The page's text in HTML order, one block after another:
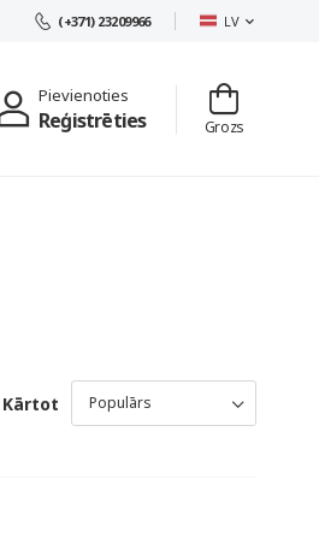
(+371) 23209966 LV
Pievienoties
Reģistrēties Grozs
Kārtot